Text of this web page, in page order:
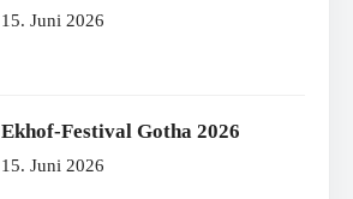
15. Juni 2026
Ekhof-Festival Gotha 2026
15. Juni 2026